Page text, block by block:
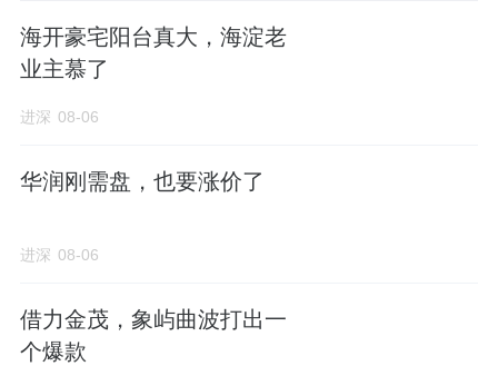
海开豪宅阳台真大，海淀老
业主慕了
进深 08-06
华润刚需盘，也要涨价了
进深 08-06
借力金茂，象屿曲波打出一
个爆款